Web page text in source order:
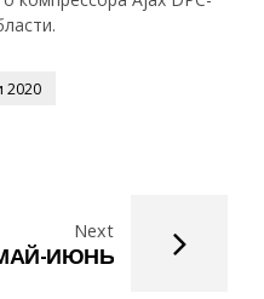
2020
Next
ИЮНЬ